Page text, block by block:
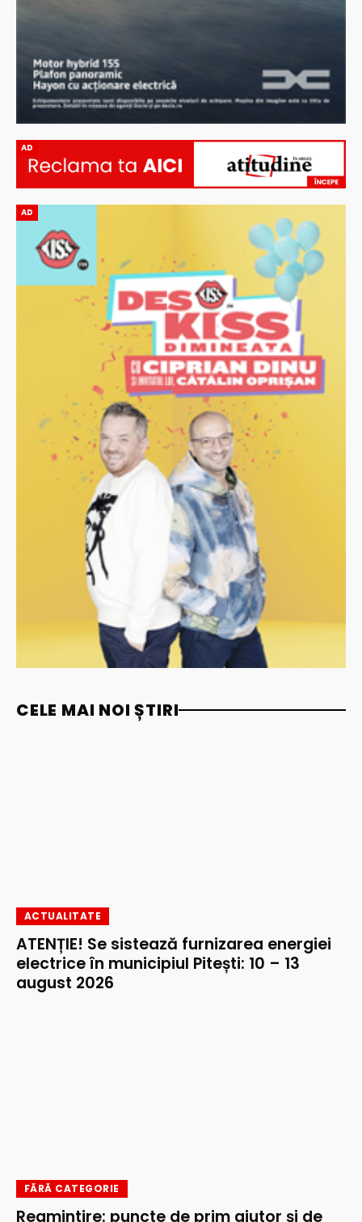
AD
AD
CELE MAI NOI ȘTIRI
ACTUALITATE
ATENȚIE! Se sistează furnizarea energiei
electrice în municipiul Pitești: 10 – 13
august 2026
FĂRĂ CATEGORIE
Reamintire: puncte de prim ajutor și de